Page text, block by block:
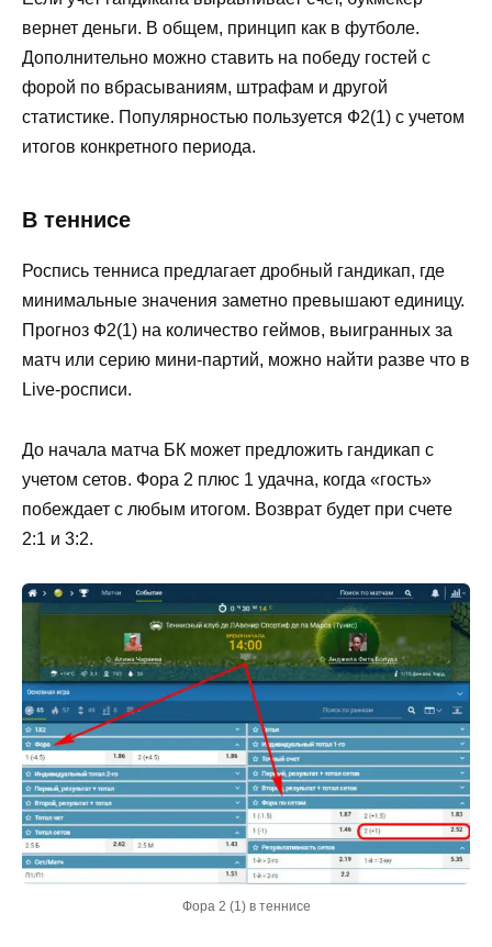
вернет деньги. В общем, принцип как в футболе.
Дополнительно можно ставить на победу гостей с
форой по вбрасываниям, штрафам и другой
статистике. Популярностью пользуется Ф2(1) с учетом
итогов конкретного периода.
В теннисе
Роспись тенниса предлагает дробный гандикап, где
минимальные значения заметно превышают единицу.
Прогноз Ф2(1) на количество геймов, выигранных за
матч или серию мини-партий, можно найти разве что в
Live-росписи.
До начала матча БК может предложить гандикап с
учетом сетов. Фора 2 плюс 1 удачна, когда «гость»
побеждает с любым итогом. Возврат будет при счете
2:1 и 3:2.
Фора 2 (1) в теннисе